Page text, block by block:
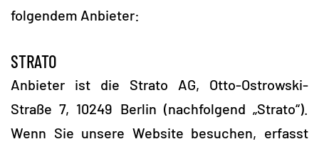
folgendem Anbieter:
STRATO
Anbieter ist die Strato AG, Otto-Ostrowski-
Straße 7, 10249 Berlin (nachfolgend „Strato“).
Wenn Sie unsere Website besuchen, erfasst